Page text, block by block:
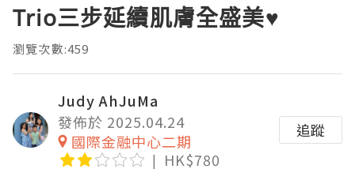
Trio三步延續肌膚全盛美♥️
瀏覽次數:459
Judy AhJuMa
發佈於 2025.04.24
國際金融中心二期
HK$780
追蹤